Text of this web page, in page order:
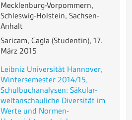
Mecklenburg-Vorpommern,
Schleswig-Holstein, Sachsen-
Anhalt
Saricam, Cagla (Studentin), 17.
März 2015
Leibniz Universität Hannover,
Wintersemester 2014/15,
Schulbuchanalysen: Säkular-
weltanschauliche Diversität im
Werte und Normen-